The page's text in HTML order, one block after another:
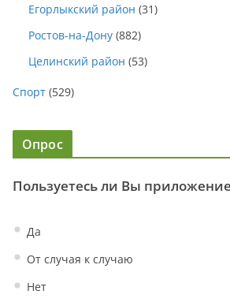
Егорлыкский район (31)
Ростов-на-Дону (882)
Целинский район (53)
Спорт (529)
Опрос
Пользуетесь ли Вы
Да
От случая к случаю
Нет